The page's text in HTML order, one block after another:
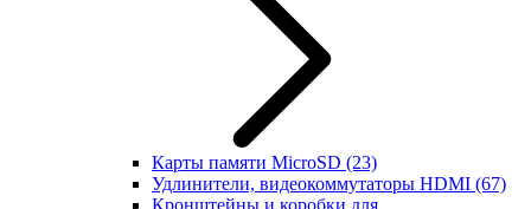
Карты памяти MicroSD (23)
Удлинители, видеокоммутаторы HDMI (67)
Кронштейны и коробки для